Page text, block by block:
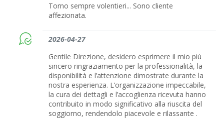
Torno sempre volentieri... Sono cliente
affezionata.
2026-04-27
Gentile Direzione, desidero esprimere il mio più
sincero ringraziamento per la professionalità, la
disponibilità e l’attenzione dimostrate durante la
nostra esperienza. L’organizzazione impeccabile,
la cura dei dettagli e l’accoglienza ricevuta hanno
contribuito in modo significativo alla riuscita del
soggiorno, rendendolo piacevole e rilassante .